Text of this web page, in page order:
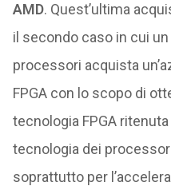
AMD. Quest’ultima
il secondo caso in cui
processori acquista
FPGA con lo scopo di
tecnologia FPGA
tecnologia dei
soprattutto per